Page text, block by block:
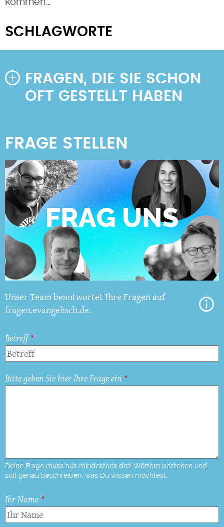
SCHLAGWORTE
FRAGEN, DIE SIE SCHON
OFT GESTELLT HABEN
Unser Team beantwortet Ihre Fragen auf
fragen.evangelisch.de.
Betreff
Bitte geben Sie hier Ihre Frage ein
Deine Frage muss aus mindestens drei Wörtern bestehen und
soll genau beschreiben, was Du wissen möchtest.
Ihr Name